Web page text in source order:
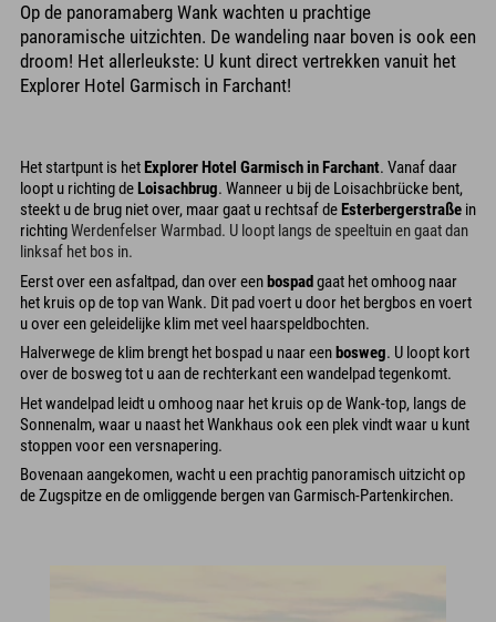
Op de panoramaberg Wank wachten u prachtige
panoramische uitzichten. De wandeling naar boven is ook een
droom! Het allerleukste: U kunt direct vertrekken vanuit het
Explorer Hotel Garmisch in Farchant!
Het startpunt is hetExplorer Hotel Garmisch in Farchant. Vanaf daar
loopt u richting deLoisachbrug. Wanneer u bij de Loisachbrücke bent,
steekt u de brug niet over, maar gaat u rechtsaf deEsterbergerstraße in
richtingWerdenfelser Warmbad. U loopt langs de speeltuin en gaat dan
linksaf het bos in.
Eerst over een asfaltpad, dan over eenbospadgaat het omhoog naar
het kruis op de top van Wank. Dit pad voert u door het bergbos en voert
u over een geleidelijke klim met veel haarspeldbochten.
Halverwege de klim brengt het bospad u naar eenbosweg. U loopt kort
over de bosweg tot u aan de rechterkant een wandelpad tegenkomt.
Het wandelpad leidt u omhoog naar het kruis op de Wank-top, langs de
Sonnenalm, waar u naast het Wankhaus ook een plek vindt waar u kunt
stoppen voor een versnapering.
Bovenaan aangekomen, wacht u een prachtig panoramisch uitzicht op
de Zugspitze en de omliggende bergen van Garmisch-Partenkirchen.